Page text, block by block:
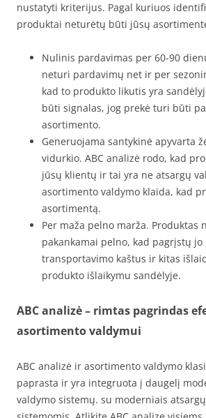
nustatyti kriterijus. Pagal kuriuos
produktai neturėtų būti jūsų
Nulinis pardavimas per 60-90
neturi pardavimų net ir per
kad to produkto likutis yra
būti signalas, jog prekė turi būti
asortimento.
Generuojama santykinė apyvarta
vidurkio. ABC analizė rodo, kad
jūsų klientų ir tai yra ne atsargų
asortimento valdymo klaida, kad
asortimentą.
Per maža pelno marža. Produktas
pakankamai pelno, kad pagrįstų jo
transportavimo kaštus ir kitas
produkto išlaikymu sandėlyje.
ABC analizė – rimtas pagrindas
asortimento valdymui
ABC analizė ir asortimento valdymo
paprasta ir yra integruota į daugelį
valdymo sistemų. su moderniais